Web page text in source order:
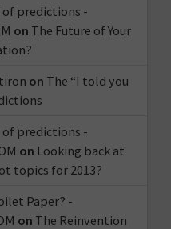
predictions -
on The Future of Your
on The “I told you
predictions -
on Looking back at
topics for 2013?
Paper? -
on The Reinvention